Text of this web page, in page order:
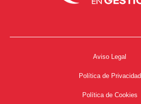
Aviso Legal
Política de Privacidad
Política de Cookies